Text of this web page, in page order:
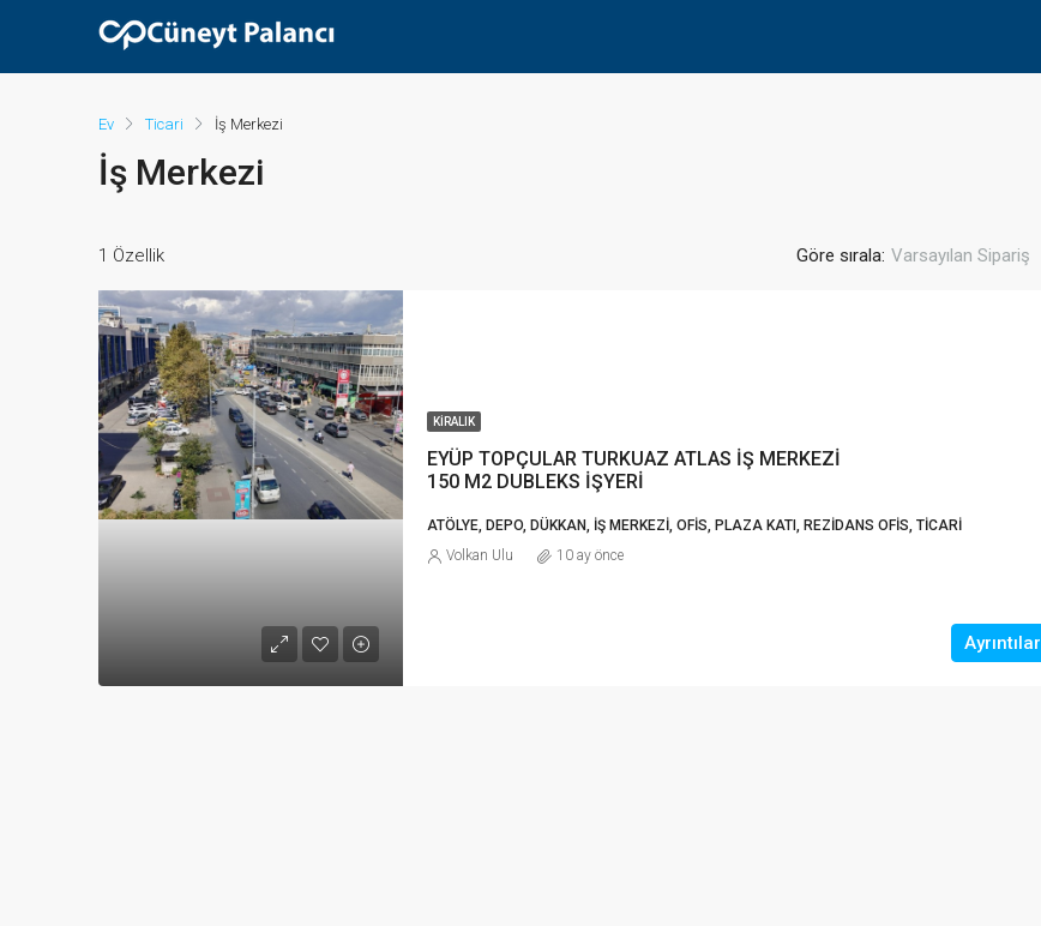
Ev Ticari İş Merkezi
İş Merkezi
1 Özellik Göre sırala: Varsayılan Sipariş
KIRALIK
EYÜP TOPÇULAR TURKUAZ ATLAS İŞ MERKEZİ
150 M2 DUBLEKS İŞYERİ
ATÖLYE, DEPO, DÜKKAN, İŞ MERKEZI, OFIS, PLAZA KATI, REZIDANS OFIS, TICARI
Ayrıntılar
Volkan Ulu 10 ay önce